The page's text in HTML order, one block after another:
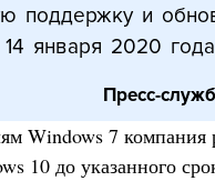
поддержку и
января 2020
Пресс-
Windows 7 компания
10 до указанного